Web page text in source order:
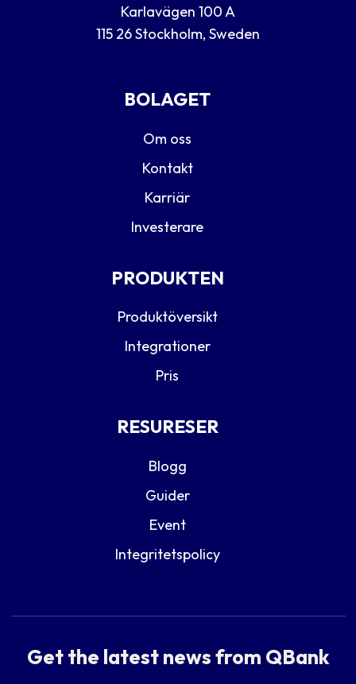
Karlavägen 100 A
115 26 Stockholm, Sweden
BOLAGET
Om oss
Kontakt
Karriär
Investerare
PRODUKTEN
Produktöversikt
Integrationer
Pris
RESURESER
Blogg
Guider
Event
Integritetspolicy
Get the latest news from QBank